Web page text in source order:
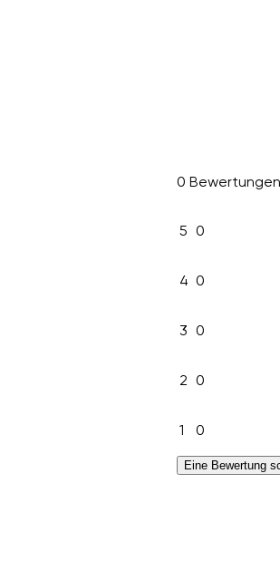
0 Bewertungen
5 0
4 0
3 0
2 0
1 0
Eine Bewertung